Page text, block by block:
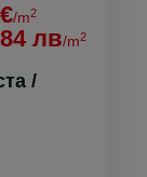
/m2
лв/m2
/